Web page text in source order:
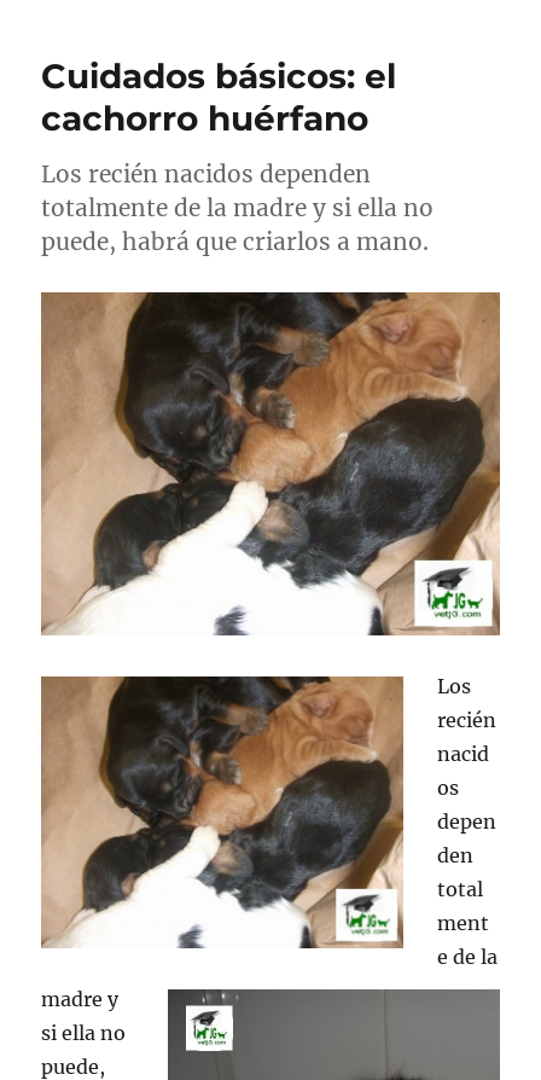
Cuidados básicos: el
cachorro huérfano
Los recién nacidos dependen
totalmente de la madre y si ella no
puede, habrá que criarlos a mano.
Los
recién
nacid
os
depen
den
total
ment
e de la
madre y
si ella no
puede,